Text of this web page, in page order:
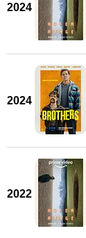
2024
2024
2022